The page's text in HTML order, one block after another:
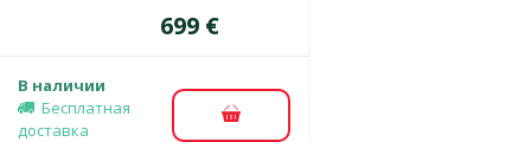
Цена
699 €
В наличии
Бесплатная
доставка
В корзину